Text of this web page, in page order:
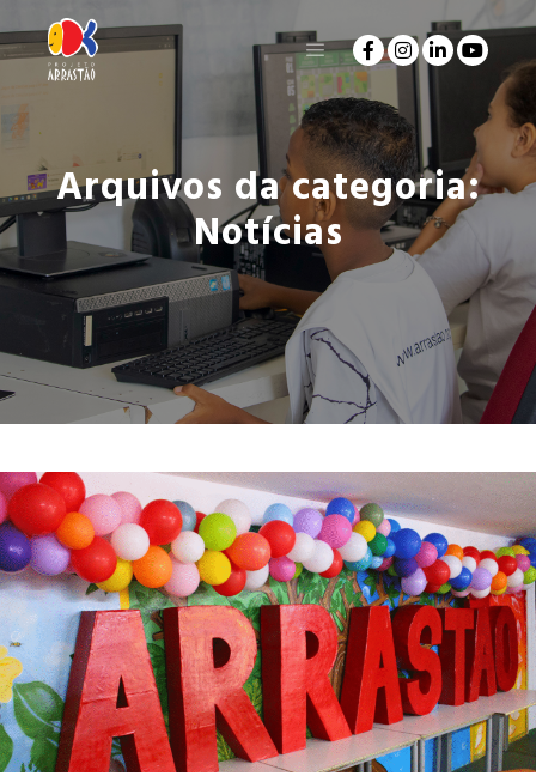
Arquivos da categoria:
Notícias